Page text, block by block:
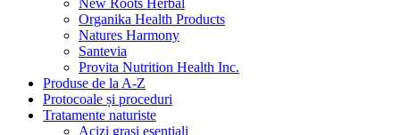
New Roots Herbal
Organika Health Products
Natures Harmony
Santevia
Provita Nutrition Health Inc.
Produse de la A-Z
Protocoale și proceduri
Tratamente naturiste
Acizi grași esențiali